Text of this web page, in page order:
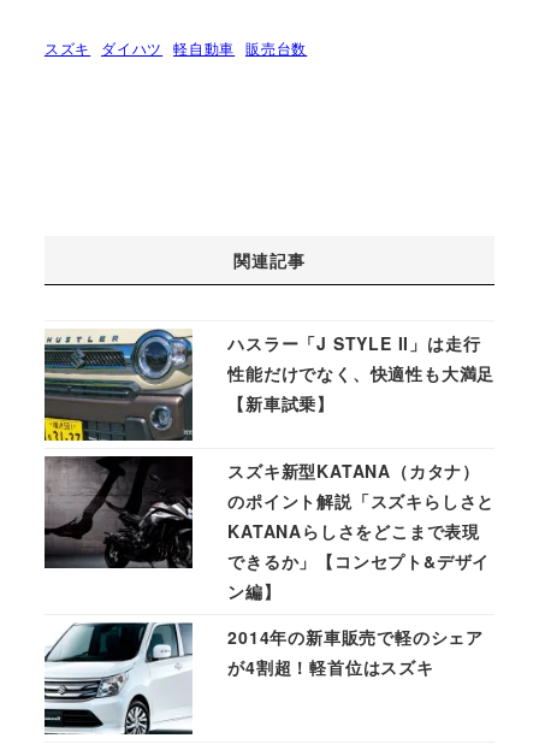
スズキ ダイハツ 軽自動車 販売台数
関連記事
ハスラー「J STYLE II」は走行
性能だけでなく、快適性も大満足
【新車試乗】
スズキ新型KATANA（カタナ）
のポイント解説「スズキらしさと
KATANAらしさをどこまで表現
できるか」【コンセプト&デザイ
ン編】
2014年の新車販売で軽のシェア
が4割超！軽首位はスズキ